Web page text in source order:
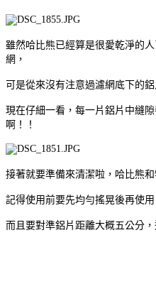
雖然哈比熊已經算是很愛乾淨的
網，
可是從來沒有注意過濾網底下的鋁
現在仔細一看，每一片鋁片中縫
啊！！
接著就要準備來清潔啦，哈比熊
記得使用前要先均勻搖晃後再使用
而且要對準鋁片距離大概五公分，